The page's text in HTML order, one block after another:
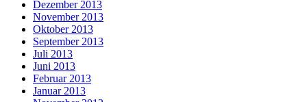
Dezember 2013
November 2013
Oktober 2013
September 2013
Juli 2013
Juni 2013
Februar 2013
Januar 2013